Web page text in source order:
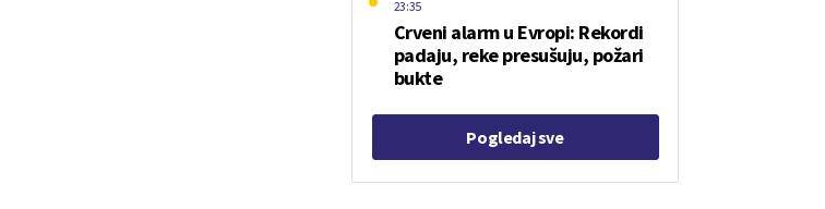
Crveni alarm u Evropi: Rekordi
padaju, reke presušuju, požari
bukte
23:35
Pogledaj sve